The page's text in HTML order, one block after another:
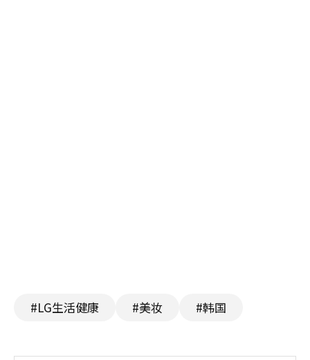
#LG生活健康 #美妆 #韩国